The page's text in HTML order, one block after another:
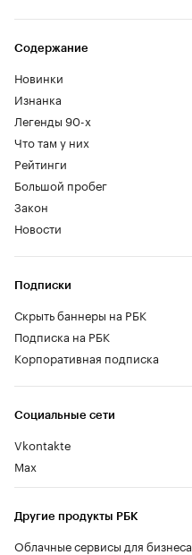
Содержание
Новинки
Изнанка
Легенды 90-х
Что там у них
Рейтинги
Большой пробег
Закон
Новости
Социальные сети
Vkontakte
Max
Другие продукты РБК
Облачные сервисы для бизнеса
Подписки
Скрыть баннеры на РБК
Подписка на РБК
Корпоративная подписка